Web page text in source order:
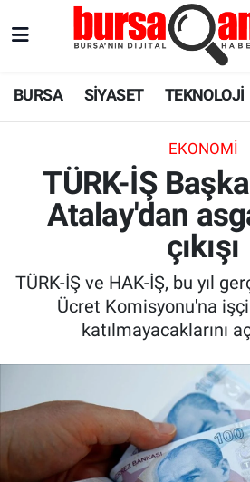
BURSA SİYASET TEKNOLOJİ
EKONOMI
TÜRK-İŞ
Atalay'dan
çıkışı
TÜRK-İŞ ve HAK-İŞ, bu yıl
Ücret Komisyonu'na
katılmayacaklarını
TEKNOLOJİ
SPOR
SAĞLIK
Trafik Durumu
Süper Lig Puan Durumu ve
Son Dakika Haberleri